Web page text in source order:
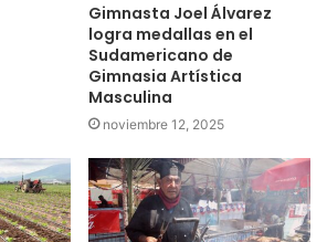
Gimnasta Joel Álvarez
logra medallas en el
Sudamericano de
Gimnasia Artística
Masculina
noviembre 12, 2025